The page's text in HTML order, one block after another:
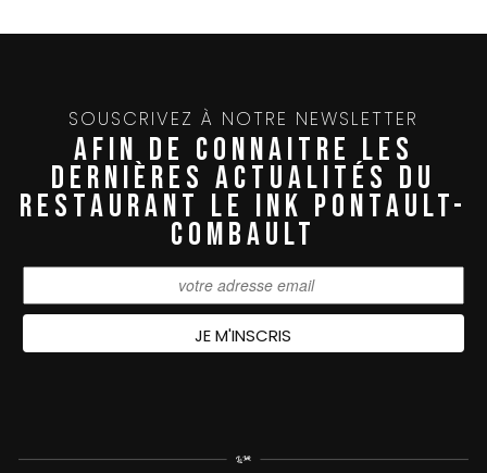
SOUSCRIVEZ À NOTRE NEWSLETTER
AFIN DE CONNAITRE LES
DERNIÈRES ACTUALITÉS DU
RESTAURANT LE INK PONTAULT-
COMBAULT
JE M'INSCRIS